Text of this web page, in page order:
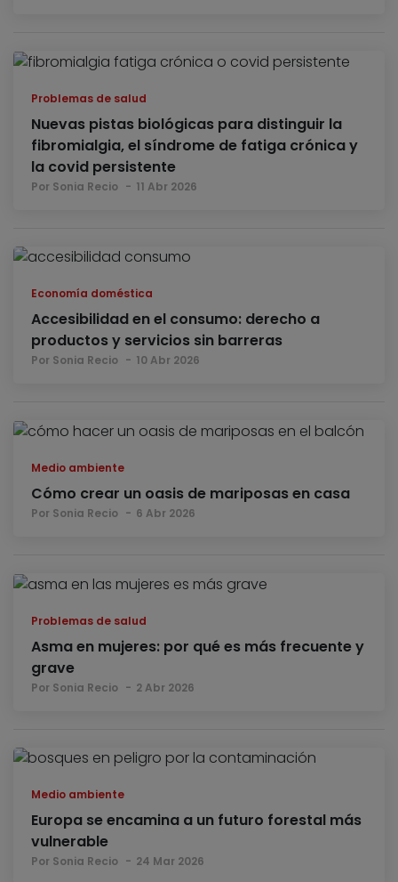
Problemas de salud
Nuevas pistas biológicas para distinguir la
fibromialgia, el síndrome de fatiga crónica y
la covid persistente
Por Sonia Recio 11 Abr 2026
Economía doméstica
Accesibilidad en el consumo: derecho a
productos y servicios sin barreras
Por Sonia Recio 10 Abr 2026
Medio ambiente
Cómo crear un oasis de mariposas en casa
Por Sonia Recio 6 Abr 2026
Problemas de salud
Asma en mujeres: por qué es más frecuente y
grave
Por Sonia Recio 2 Abr 2026
Medio ambiente
Europa se encamina a un futuro forestal más
vulnerable
Por Sonia Recio 24 Mar 2026